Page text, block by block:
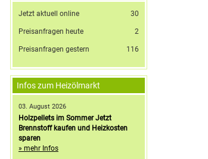
Jetzt aktuell online 30
Preisanfragen heute 2
Preisanfragen gestern 116
Infos zum Heizölmarkt
03. August 2026
Holzpellets im Sommer Jetzt
Brennstoff kaufen und Heizkosten
sparen
» mehr Infos